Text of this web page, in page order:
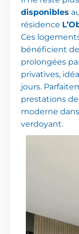
disponibles
résidence
Ces
bénéficient
prolongées
privatives,
jours.
prestations
moderne
verdoyant.